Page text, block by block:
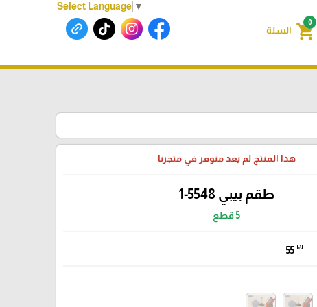
Select Language ▼
0
shopping_cart السلة
هذا المنتج لم يعد متوفر في متجرنا
طقم بيبي 5548-1
5 قطع
55 ₪